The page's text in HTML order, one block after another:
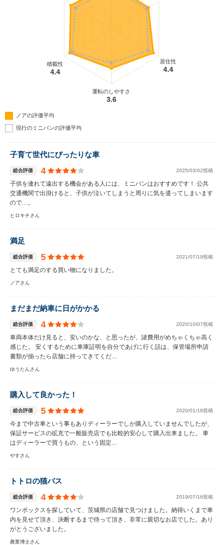
居住性
4.4
運転のしやすさ
3.6
積載性
4.4
ノアの評価平均
現行のミニバンの評価平均
子育て世代にぴったりな車
総合評価 4 2025/03/02投稿
子供を連れて遠出する機会がある人には、ミニバンはおすすめです！ 公共
交通機関で出掛けると、子供が泣いてしまうと周りに気を遣ってしまいます
ので…。
ヒロキチさん
満足
総合評価 5 2021/07/19投稿
とても満足のする買い物になりました。
ノアさん
まだまだ納車に日がかかる
総合評価 4 2020/10/07投稿
車両本体だけ見ると、安いのかな、と思ったが、諸費用がめちゃくちゃ高く
感じた。 安くするために車庫証明を自分であげに行く話は、保管場所申請
書類が揃ったら店舗に持ってきてくだ…
ゆうたんさん
購入して良かった！
総合評価 5 2020/01/18投稿
今まで中古車という事もありディーラーでしか購入していませんでしたが、
保証サービスの拡充で一般販売店でも比較的安心して購入出来ました。 車
はディーラーで買うもの、という固定…
やすさん
トトロの猫バス
総合評価 4 2019/07/16投稿
ワンボックスを探していて、茨城県の店舗で見つけました。納得いくまで車
内を見せて頂き、決断するまで待って頂き、非常に親切なお店でした。あり
がとうございました。
農業博士さん